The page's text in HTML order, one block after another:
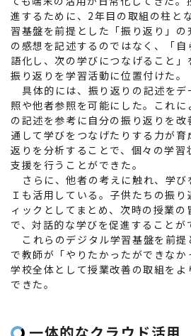
進するために、2年目の取組の柱と
習基盤を前提とした「振り返り」
の感想を記述するのではなく、「
語化し、次の学びにつなげること」
振り返りを学習活動に位置付けた。
具体的には、振り返りの記述を
照や他者参照を可能にした。これ
の記述を参考に自分の振り返りを改
通して学びをつなげたりする力が育
返りを分析することで、個々の学習
支援を行うことができた。
さらに、他者の考えに触れ、学び
Ｉも活用している。子供たちの振
ィックとしてまとめ、次時の授業の
で、対話的な学びを促進することが
これらのデジタル学習基盤を前
で教師が「やりたかったができなか
学校全体として授業改善の取組を
できた。